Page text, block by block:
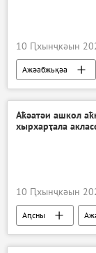
10 Ԥхынҷкәын
Ажәабжьқәа
Аҟәатәи ашкол
хырхарҭала
10 Ԥхынҷкәын
Аԥсны